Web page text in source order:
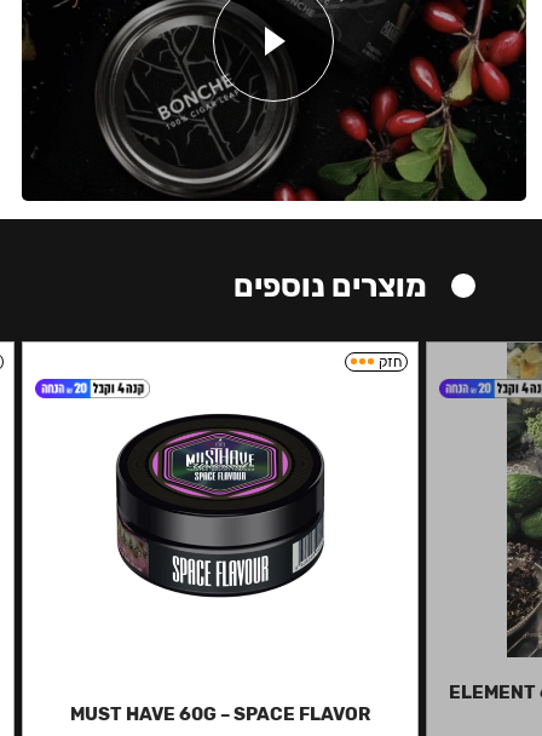
מוצרים נוספים
ELEMENT
חזק
MUST HAVE 60G – SPACE FLAVOR